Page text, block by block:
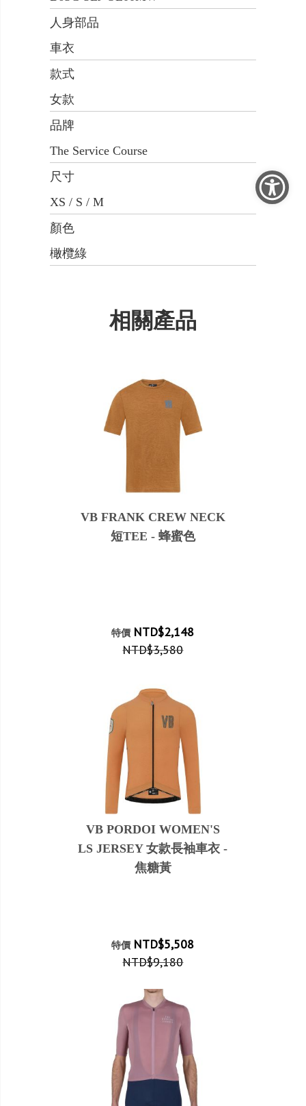
人身部品
車衣
款式
女款
品牌
The Service Course
尺寸
XS / S / M
顏色
橄欖綠
相關產品
VB FRANK CREW NECK
短TEE - 蜂蜜色
特價 NTD$2,148
NTD$3,580
VB PORDOI WOMEN'S
LS JERSEY 女款長袖車衣 -
焦糖黃
特價 NTD$5,508
NTD$9,180